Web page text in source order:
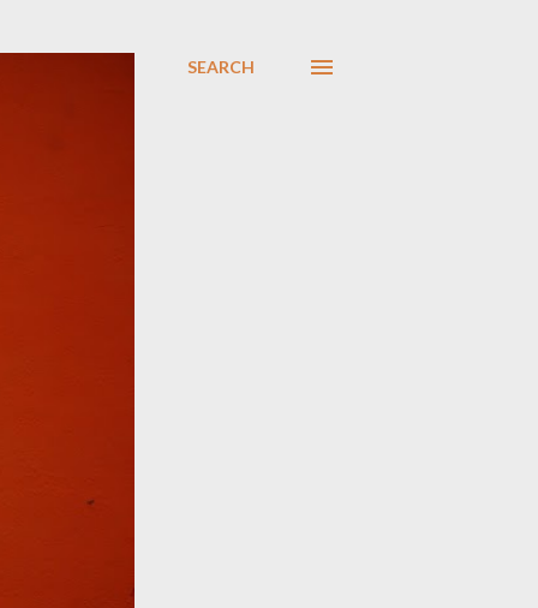
SEARCH